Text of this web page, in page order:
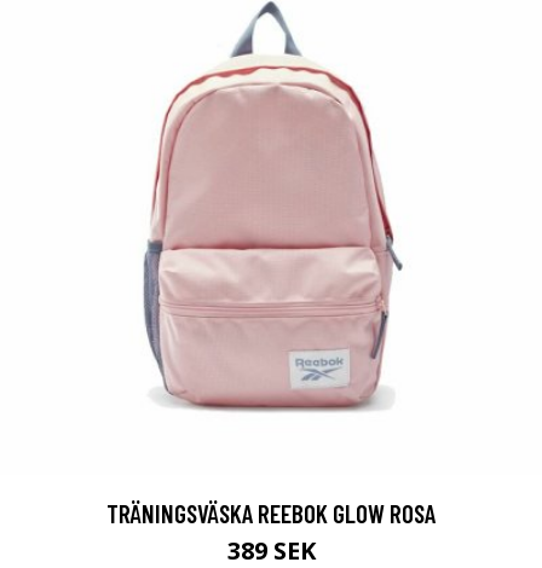
TRÄNINGSVÄSKA REEBOK GLOW ROSA
389 SEK